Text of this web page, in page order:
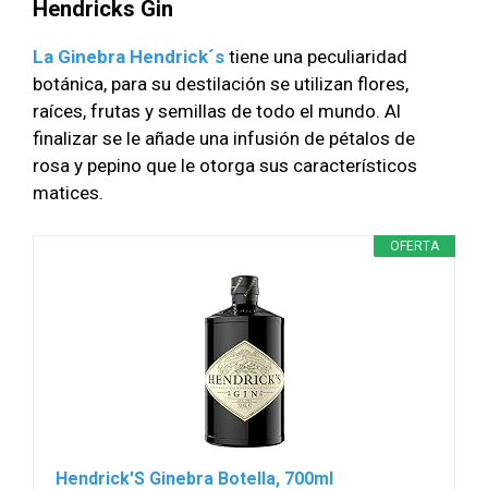
Hendricks Gin
La Ginebra Hendrick´s tiene una peculiaridad
botánica, para su destilación se utilizan flores,
raíces, frutas y semillas de todo el mundo. Al
finalizar se le añade una infusión de pétalos de
rosa y pepino que le otorga sus característicos
matices.
OFERTA
Hendrick'S Ginebra Botella, 700ml